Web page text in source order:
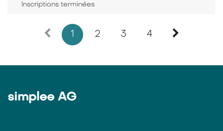
Inscriptions terminées
1 2 3 4
simplee AG